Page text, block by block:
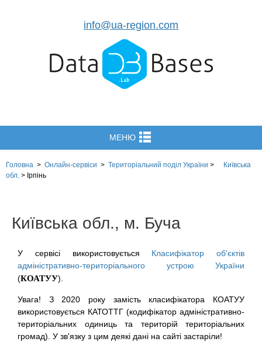
info@ua-region.com
МЕНЮ
Головна > Онлайн-сервіси > Територіальний поділ України >
Київська
обл. > Ірпінь
Київська обл., м. Буча
У сервісі використовується Класифікатор об'єктів
адміністративно-територіального устрою України
(КОАТУУ).
Увага! З 2020 року замість класифікатора КОАТУУ
використовується КАТОТТГ (кодифікатор адміністративно-
територіальних одиниць та територій територіальних
громад). У зв'язку з цим деякі дані на сайті застаріли!